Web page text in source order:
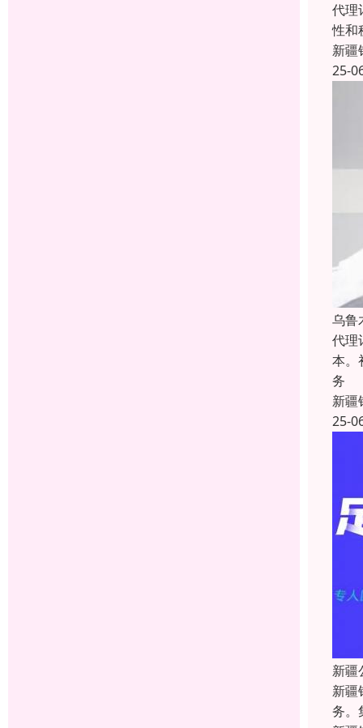
代理
性和
新疆
25-
乌鲁
代理
本。
务
新疆
25-
新疆
新疆
务。